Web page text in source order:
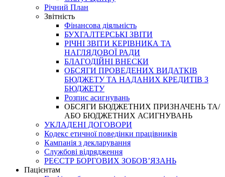
Річний План
Звітність
Фінансова діяльність
БУХГАЛТЕРСЬКІ ЗВІТИ
РІЧНІ ЗВІТИ КЕРІВНИКА ТА
НАГЛЯДОВОЇ РАДИ
БЛАГОДІЙНІ ВНЕСКИ
ОБСЯГИ ПРОВЕДЕНИХ ВИДАТКІВ
БЮДЖЕТУ ТА НАДАНИХ КРЕДИТІВ З
БЮДЖЕТУ
Розпис асигнувань
ОБСЯГИ БЮДЖЕТНИХ ПРИЗНАЧЕНЬ ТА/
АБО БЮДЖЕТНИХ АСИГНУВАНЬ
УКЛАДЕНІ ДОГОВОРИ
Кодекс етичної поведінки працівників
Кампанія з декларування
Службові відрядження
РЕЄСТР БОРГОВИХ ЗОБОВ’ЯЗАНЬ
Пацієнтам